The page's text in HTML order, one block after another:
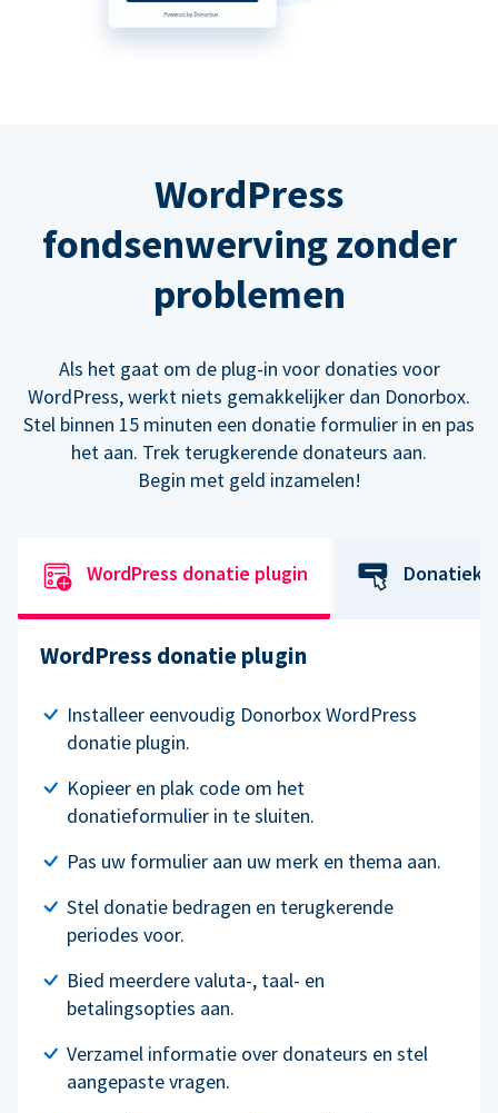
WordPress
fondsenwerving zonder
problemen
Als het gaat om de plug-in voor donaties voor
WordPress, werkt niets gemakkelijker dan Donorbox.
Stel binnen 15 minuten een donatie formulier in en pas
het aan. Trek terugkerende donateurs aan.
Begin met geld inzamelen!
WordPress donatie plugin
WordPress donatie plugin
Installeer eenvoudig Donorbox WordPress
donatie plugin.
Kopieer en plak code om het
donatieformulier in te sluiten.
Pas uw formulier aan uw merk en thema aan.
Stel donatie bedragen en terugkerende
periodes voor.
Bied meerdere valuta-, taal- en
betalingsopties aan.
Verzamel informatie over donateurs en stel
aangepaste vragen.